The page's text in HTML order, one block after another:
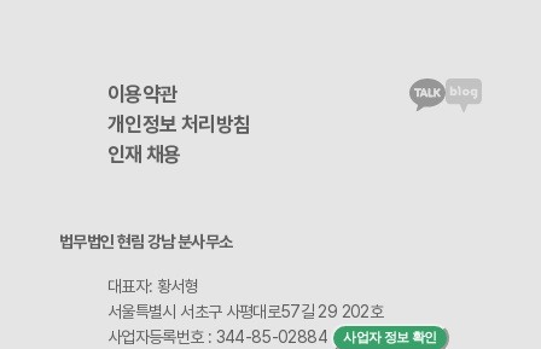
이용약관
개인정보 처리방침
인재 채용
법무법인 현림 강남 분사무소
대표자: 황서형
서울특별시 서초구 사평대로57길 29 202호
사업자등록번호 : 344-85-02884
사업자 정보 확인